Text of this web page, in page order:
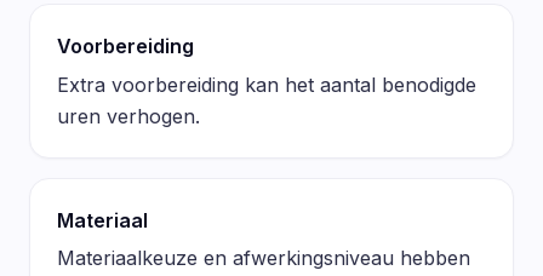
Voorbereiding
Extra voorbereiding kan het aantal benodigde
uren verhogen.
Materiaal
Materiaalkeuze en afwerkingsniveau hebben